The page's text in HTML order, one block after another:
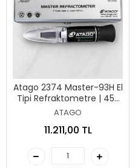
Atago 2374 Master-93H El
Tipi Refraktometre | 45-
93 Brix
ATAGO
11.211,00 TL